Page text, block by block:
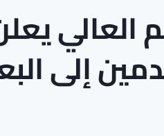
العالي